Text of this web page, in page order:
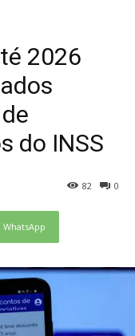
2026
do INSS
0
82
WhatsApp